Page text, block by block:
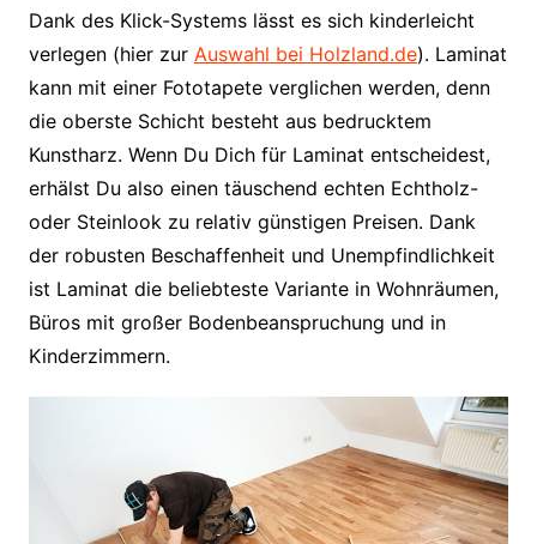
Dank des Klick-Systems lässt es sich kinderleicht
verlegen (hier zur Auswahl bei Holzland.de). Laminat
kann mit einer Fototapete verglichen werden, denn
die oberste Schicht besteht aus bedrucktem
Kunstharz. Wenn Du Dich für Laminat entscheidest,
erhälst Du also einen täuschend echten Echtholz-
oder Steinlook zu relativ günstigen Preisen. Dank
der robusten Beschaffenheit und Unempfindlichkeit
ist Laminat die beliebteste Variante in Wohnräumen,
Büros mit großer Bodenbeanspruchung und in
Kinderzimmern.